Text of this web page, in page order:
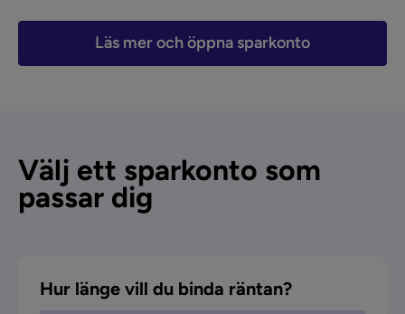
Läs mer och öppna sparkonto
Välj ett sparkonto som
passar dig
Hur länge vill du binda räntan?